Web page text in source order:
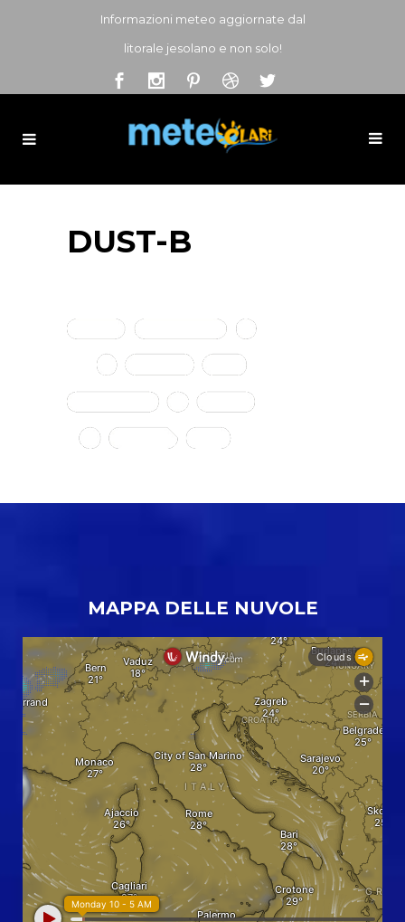
Informazioni meteo aggiornate dal
litorale jesolano e non solo!
DUST-B
MAPPA DELLE NUVOLE